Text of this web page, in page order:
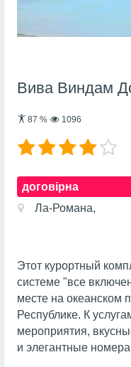
Вива Виндам
87 % 1096
договірна
Ла-Романа,
Этот курортный
системе "все
месте на океанском
Республике. К
мероприятия,
и элегантные